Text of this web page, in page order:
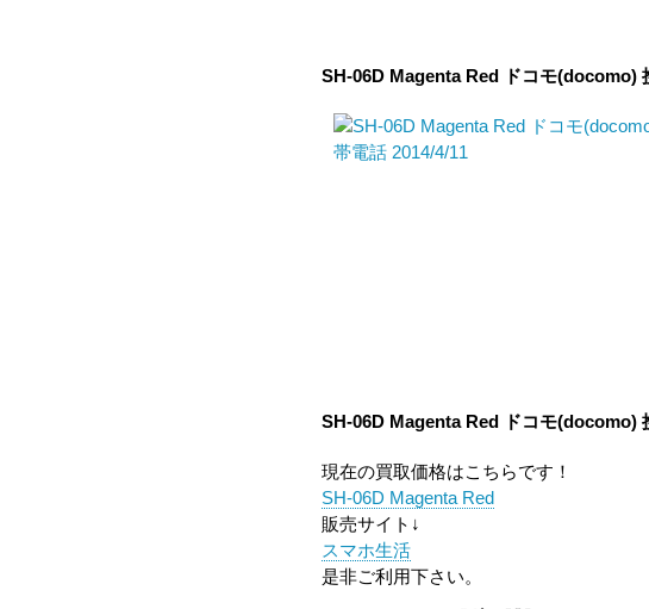
SH-06D Magenta Red ドコモ(docomo)
SH-06D Magenta Red ドコモ(docomo)
現在の買取価格はこちらです！
SH-06D Magenta Red
販売サイト↓
スマホ生活
是非ご利用下さい。